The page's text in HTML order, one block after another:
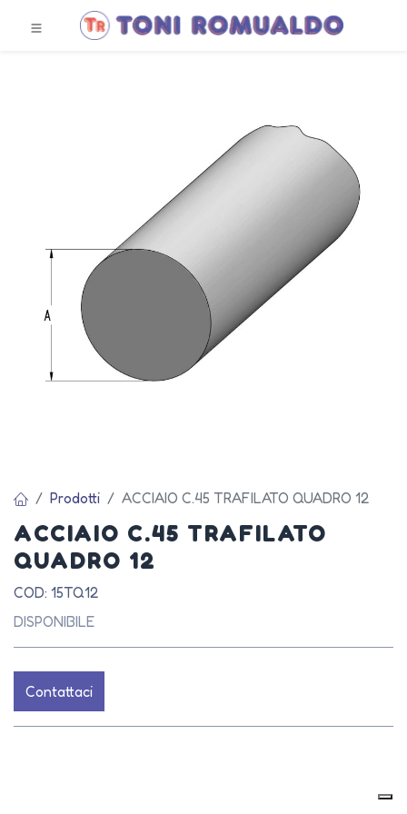
Prodotti ACCIAIO C.45 TRAFILATO QUADRO 12
ACCIAIO C.45 TRAFILATO
QUADRO 12
COD: 15TQ12
DISPONIBILE
Contattaci